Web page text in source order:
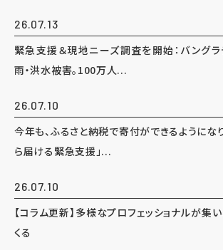
26.07.13
緊急支援＆現地ニーズ調査を開始：バング
雨・洪水被害。100万人...
26.07.10
今年も、ふるさと納税で寄付ができるようにな
ら届ける緊急支援」...
26.07.10
【コラム更新】多様なプロフェッショナルが集
くる